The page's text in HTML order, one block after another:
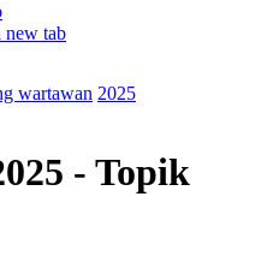
new tab
wartawan 2025
- Topik